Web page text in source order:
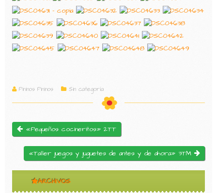
Pininos Pininos Sin categoría
«Pequeños cocineritos» 2TT
«Taller juegos y juguetes de antes y de ahora» 3TM
ARCHIVOS